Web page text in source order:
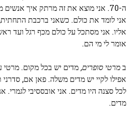
ה-70. אני מוצא את זה מרתק איך
אני לומד את כולם. כשאני ברכבת
אליו. אני מסתכל על כולם מכף רגל ועד
אומר לי מי הם.
במרטי סופרים, מדים יש בכל מקום.
אפילו לקיי יש מדים משלה. פאן אם, סדרני
לכל סצנה היו מדים. אני אובססיבי לגמרי.
מדים.